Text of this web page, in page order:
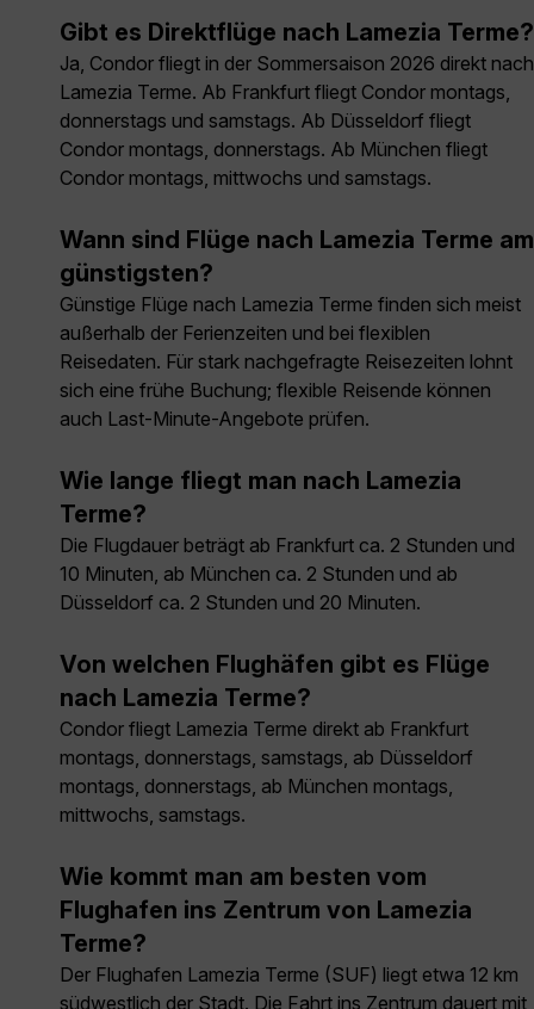
Gibt es Direktflüge nach Lamezia Terme?
Ja, Condor fliegt in der Sommersaison 2026 direkt nach
Lamezia Terme. Ab Frankfurt fliegt Condor montags,
donnerstags und samstags. Ab Düsseldorf fliegt
Condor montags, donnerstags. Ab München fliegt
Condor montags, mittwochs und samstags.
Wann sind Flüge nach Lamezia Terme am
günstigsten?
Günstige Flüge nach Lamezia Terme finden sich meist
außerhalb der Ferienzeiten und bei flexiblen
Reisedaten. Für stark nachgefragte Reisezeiten lohnt
sich eine frühe Buchung; flexible Reisende können
auch Last-Minute-Angebote prüfen.
Wie lange fliegt man nach Lamezia
Terme?
Die Flugdauer beträgt ab Frankfurt ca. 2 Stunden und
10 Minuten, ab München ca. 2 Stunden und ab
Düsseldorf ca. 2 Stunden und 20 Minuten.
Von welchen Flughäfen gibt es Flüge
nach Lamezia Terme?
Condor fliegt Lamezia Terme direkt ab Frankfurt
montags, donnerstags, samstags, ab Düsseldorf
montags, donnerstags, ab München montags,
mittwochs, samstags.
Wie kommt man am besten vom
Flughafen ins Zentrum von Lamezia
Terme?
Der Flughafen Lamezia Terme (SUF) liegt etwa 12 km
südwestlich der Stadt. Die Fahrt ins Zentrum dauert mit